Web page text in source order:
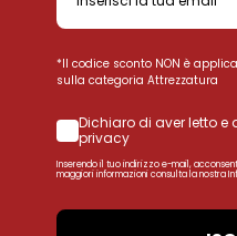
*Il codice sconto NON è
sulla categoria Attrezzatura
Dichiaro di aver letto
privacy
Inserendo il tuo indirizzo e-mail,
maggiori informazioni consulta la nostra